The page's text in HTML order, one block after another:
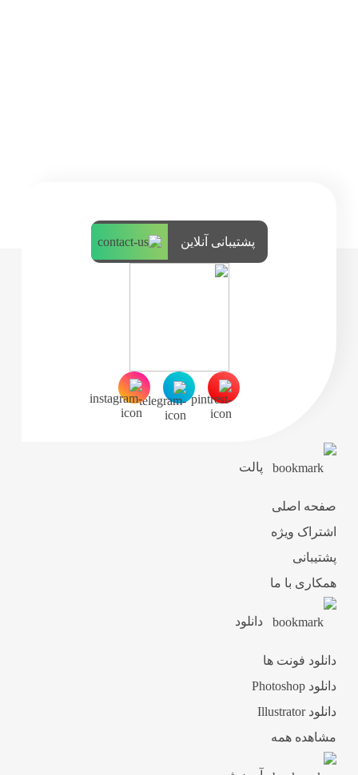
پالت
صفحه اصلی
اشتراک ویژه
پشتیبانی
همکاری با ما
دانلود
دانلود فونت ها
دانلود Photoshop
دانلود Illustrator
مشاهده همه
پشتیبانی آنلاین